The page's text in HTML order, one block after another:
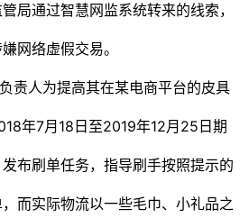
局通过智慧网监系统转来的线索，
网络虚假交易。
责人为提高其在某电商平台的皮具
年7月18日至2019年12月25日期
布刷单任务，指导刷手按照提示的
而实际物流以一些毛巾、小礼品之